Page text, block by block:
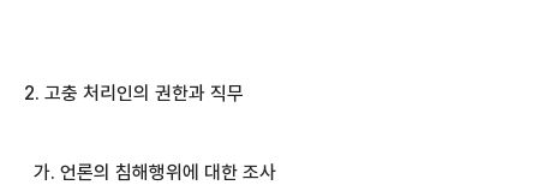
2. 고충 처리인의 권한과 직무
가. 언론의 침해행위에 대한 조사